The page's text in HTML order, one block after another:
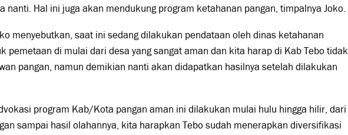
nanti. Hal ini juga akan mendukung program ketahanan pangan, timpalnya Joko.
menyebutkan, saat ini sedang dilakukan pendataan oleh dinas ketahanan
pemetaan di mulai dari desa yang sangat aman dan kita harap di Kab Tebo tidak
pangan, namun demikian nanti akan didapatkan hasilnya setelah dilakukan
program Kab/Kota pangan aman ini dilakukan mulai hulu hingga hilir, dari
sampai hasil olahannya, kita harapkan Tebo sudah menerapkan diversifikasi